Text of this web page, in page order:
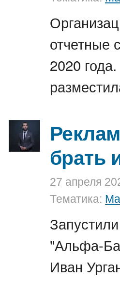
отчетные
2020
брать
27 апреля
Тематика:
"Альфа-
Иван